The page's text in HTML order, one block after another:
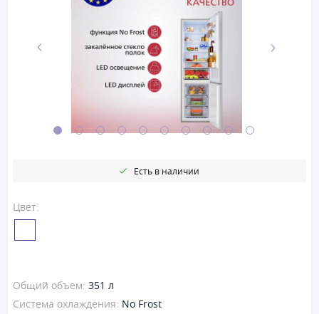
Цвет:
Есть в наличии
Общий объем: 351 л
Система охлаждения: No Frost